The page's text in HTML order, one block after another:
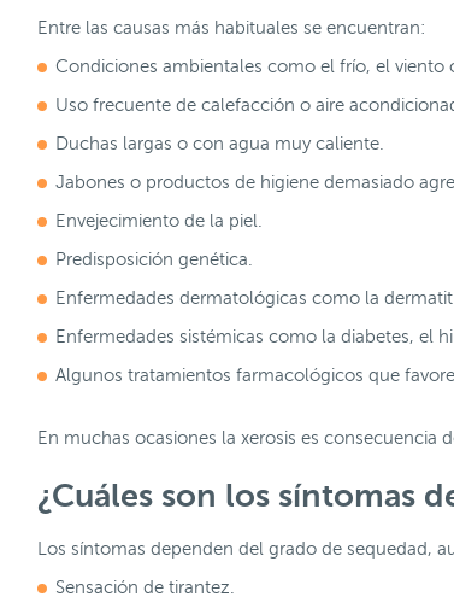
Entre las causas más habituales se encuentran:
Condiciones ambientales como el frío, el viento
Uso frecuente de calefacción o aire
Duchas largas o con agua muy caliente.
Jabones o productos de higiene demasiado
Envejecimiento de la piel.
Predisposición genética.
Enfermedades dermatológicas como la
Enfermedades sistémicas como la diabetes, el
Algunos tratamientos farmacológicos que
En muchas ocasiones la xerosis es consecuencia
¿Cuáles son los síntomas
Los síntomas dependen del grado de sequedad,
Sensación de tirantez.